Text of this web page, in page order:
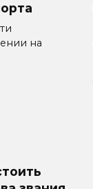
на